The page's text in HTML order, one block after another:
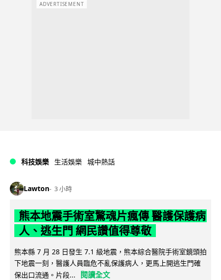
ADVERTISEMENT
科技娛樂 生活娛樂 城中熱話
Lawton 3 小時
熊本地震手術室驚魂片瘋傳 醫護保護病
人、逃生門 網民讚值得尊敬
熊本縣 7 月 28 日發生 7.1 級地震，熊本綜合醫院手術室鏡頭拍
下地震一刻，醫護人員臨危不亂保護病人，更馬上開逃生門確
保出口流通。片段...
閱讀全文